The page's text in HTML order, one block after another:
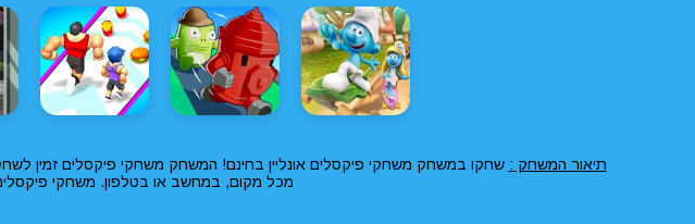
תיאור המשחק : שחקו במשחק משחקי פיקסלים אונליין בחינם! המשחק משחקי פיקסלים זמין
מכל מקום, במחשב או בטלפון. משחקי